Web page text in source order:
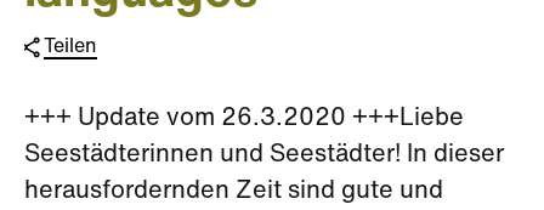
Teilen
+++ Update vom 26.3.2020 +++Liebe
Seestädterinnen und Seestädter! In dieser
herausfordernden Zeit sind gute und